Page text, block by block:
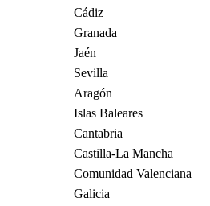
Cádiz
Granada
Jaén
Sevilla
Aragón
Islas Baleares
Cantabria
Castilla-La Mancha
Comunidad Valenciana
Galicia